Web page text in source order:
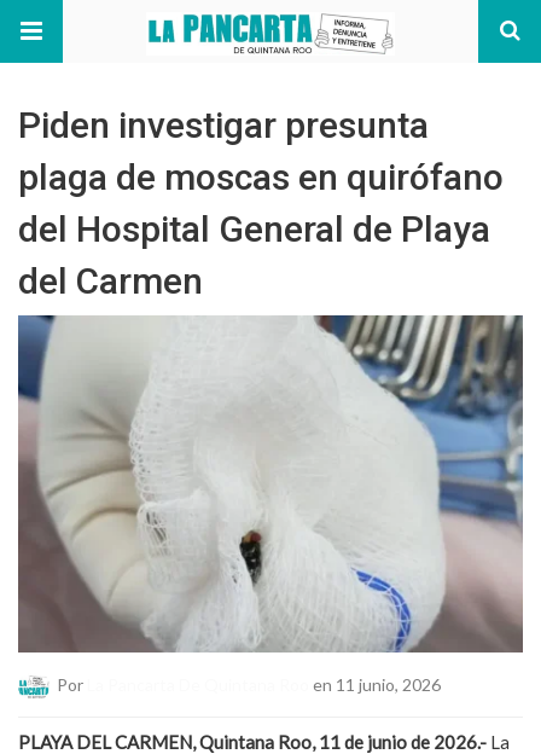
Piden investigar presunta
plaga de moscas en quirófano
del Hospital General de Playa
del Carmen
Por en 11 junio, 2026
PLAYA DEL CARMEN, Quintana Roo, 11 de junio de 2026.- La